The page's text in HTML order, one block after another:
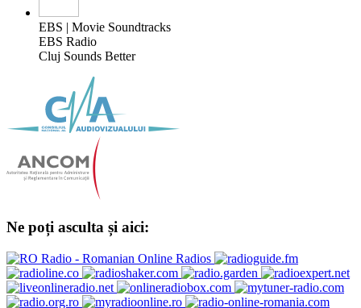
EBS | Movie Soundtracks
EBS Radio
Cluj Sounds Better
Ne poți asculta și aici: